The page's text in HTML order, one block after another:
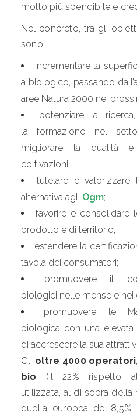
molto più spendibile e
Nel concreto, tra gli
sono:
incrementare la
a biologico, passando
aree Natura 2000 nei
potenziare la
la formazione nel
migliorare la qualità
coltivazioni;
tutelare e valorizzare
alternativa agli Ogm;
favorire e consolidare
prodotto e di territorio;
estendere la
tavola dei consumatori;
promuovere il
biologici nelle mense e
promuovere le
biologica con una
di accrescere la sua
Gli oltre 4000 operatori
bio (il 22% rispetto
utilizzata, al di sopra della
quella europea